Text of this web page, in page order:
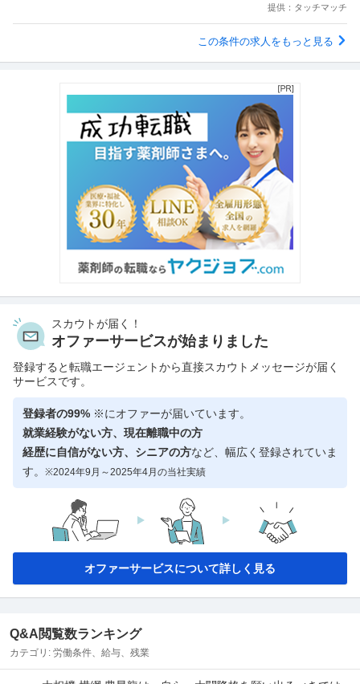
提供：タッチマッチ
この条件の求人をもっと見る
スカウトが届く！
オファーサービスが始まりました
登録すると転職エージェントから直接スカウトメッセージが届く
サービスです。
登録者の99% ※にオファーが届いています。
就業経験がない方、現在離職中の方
経歴に自信がない方、シニアの方など、幅広く登録されていま
す。 ※2024年9月～2025年4月の当社実績
オファーサービスについて詳しく見る
Q&A閲覧数ランキング
カテゴリ: 労働条件、給与、残業